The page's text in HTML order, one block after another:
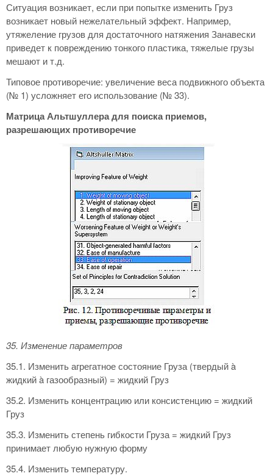
Ситуация возникает, если при попытке изменить Груз
возникает новый нежелательный эффект. Например,
утяжеление грузов для достаточного натяжения Занавески
приведет к повреждению тонкого пластика, тяжелые грузы
мешают и т.д.
Типовое противоречие: увеличение веса подвижного объекта
(№ 1) усложняет его использование (№ 33).
Матрица Альтшуллера для поиска приемов,
разрешающих противоречие
35. Изменение параметров
35.1. Изменить агрегатное состояние Груза (твердый à
жидкий à газообразный) = жидкий Груз
35.2. Изменить концентрацию или консистенцию = жидкий
Груз
35.3. Изменить степень гибкости Груза = жидкий Груз
принимает любую нужную форму
35.4. Изменить температуру.